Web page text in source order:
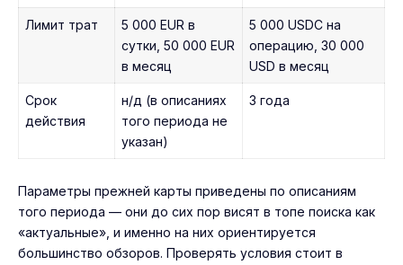
Лимит трат
5 000 EUR в
сутки, 50 000 EUR
в месяц
5 000 USDC на
операцию, 30 000
USD в месяц
Срок
действия
н/д (в описаниях
того периода не
указан)
3 года
Параметры прежней карты приведены по описаниям
того периода — они до сих пор висят в топе поиска как
«актуальные», и именно на них ориентируется
большинство обзоров. Проверять условия стоит в